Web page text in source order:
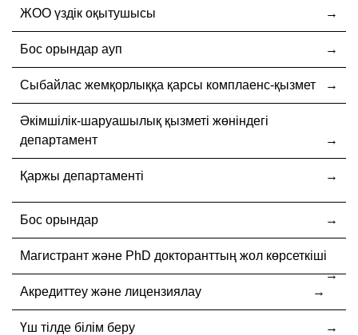
ЖОО үздік оқытушысы
Бос орындар ауп
Cыбайлас жемқорлыққа қарсы комплаенс-қызмет
Әкімшілік-шаруашылық қызметі жөніндегі
департамент
Қаржы департаменті
Бос орындар
Магистрант және PhD докторанттың жол көрсеткіші
Акредиттеу және лицензиялау
Үш тілде білім беру